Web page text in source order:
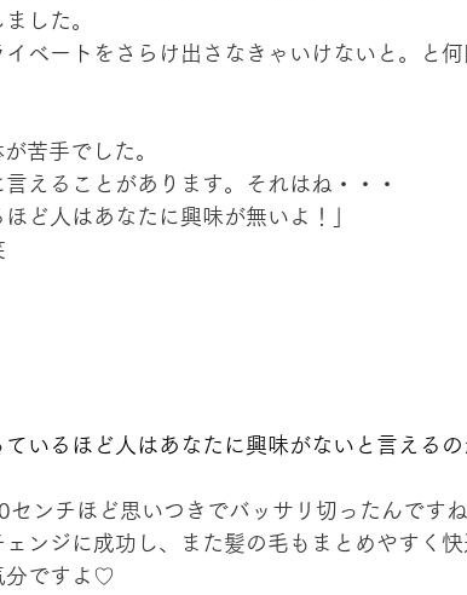
した。
ベートをさらけ出さなきゃいけないと。と
苦手でした。
えることがあります。それはね・・・
ほど人はあなたに興味が無いよ！」
いるほど人はあなたに興味がないと言えるの
ンチほど思いつきでバッサリ切ったんですね
ンジに成功し、また髪の毛もまとめやすく快
分ですよ♡